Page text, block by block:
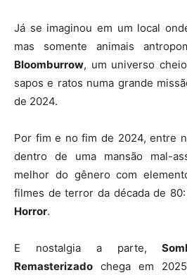
Já se imaginou em um local
mas somente animais
Bloomburrow, um universo
sapos e ratos numa grande
de 2024.
Por fim e no fim de 2024, entre
dentro de uma mansão mal-
melhor do gênero com
filmes de terror da década de 80:
Horror.
E nostalgia a parte,
Remasterizado chega em